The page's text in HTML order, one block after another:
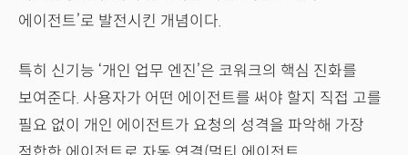
에이전트’로 발전시킨 개념이다.
특히 신기능 ‘개인 업무 엔진’은 코워크의 핵심 진화를
보여준다. 사용자가 어떤 에이전트를 써야 할지 직접 고를
필요 없이 개인 에이전트가 요청의 성격을 파악해 가장